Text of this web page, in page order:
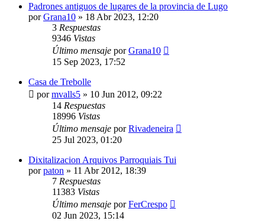
Padrones antiguos de lugares de la provincia de Lugo
porGrana10 » 18 Abr 2023, 12:20
3 Respuestas
9346 Vistas
Último mensaje porGrana10
15 Sep 2023, 17:52
Casa de Trebolle
pormvalls5 » 10 Jun 2012, 09:22
14 Respuestas
18996 Vistas
Último mensaje porRivadeneira
25 Jul 2023, 01:20
Dixitalizacion Arquivos Parroquiais Tui
porpaton » 11 Abr 2012, 18:39
7 Respuestas
11383 Vistas
Último mensaje porFerCrespo
02 Jun 2023, 15:14